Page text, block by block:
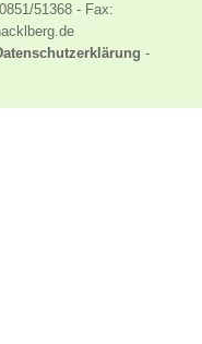
51368 - Fax:
.de
-